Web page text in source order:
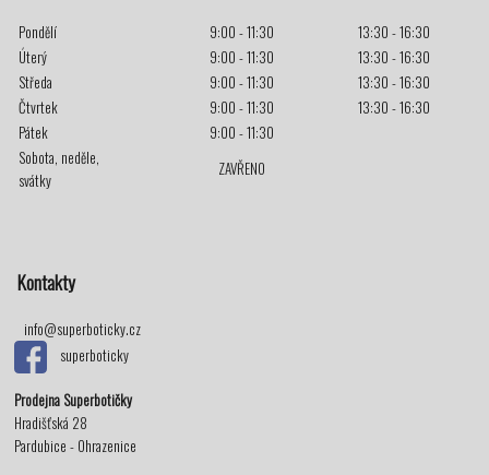
Pondělí 9:00 - 11:30
13:30 - 16:30
Úterý
9:00 - 11:30
13:30 - 16:30
Středa
9:00 - 11:30
13:30 - 16:30
Čtvrtek
9:00 - 11:30
13:30 - 16:30
Pátek
9:00 - 11:30
Sobota, neděle,
svátky
ZAVŘENO
Kontakty
info@superboticky.cz
superboticky
Prodejna Superbotičky
Hradišťská 28
Pardubice - Ohrazenice